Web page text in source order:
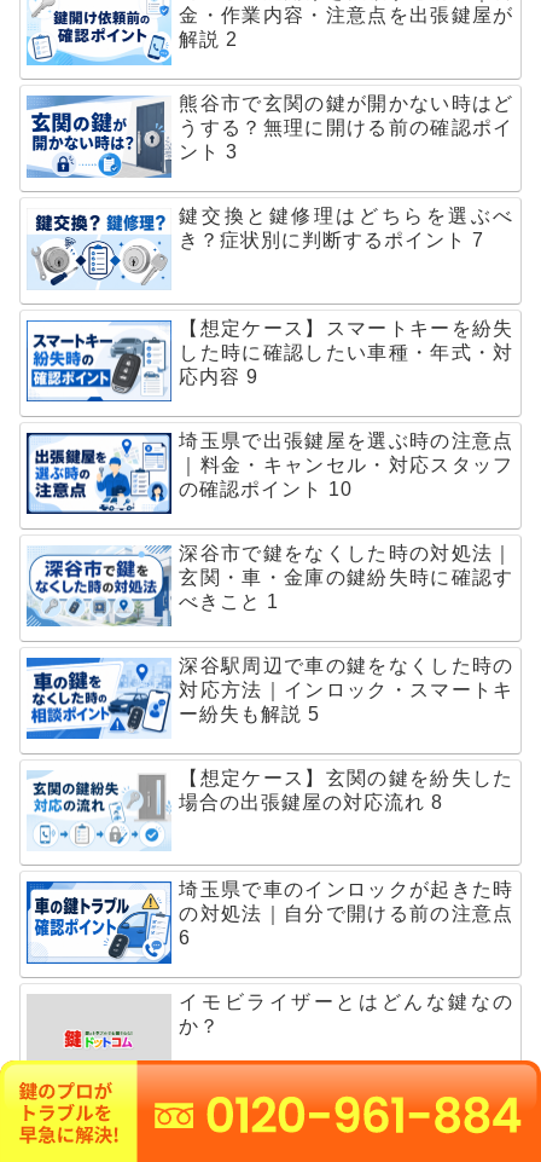
金・作業内容・注意点を出張鍵屋が
解説 2
熊谷市で玄関の鍵が開かない時はど
うする？無理に開ける前の確認ポイ
ント 3
鍵交換と鍵修理はどちらを選ぶべ
き？症状別に判断するポイント 7
【想定ケース】スマートキーを紛失
した時に確認したい車種・年式・対
応内容 9
埼玉県で出張鍵屋を選ぶ時の注意点
｜料金・キャンセル・対応スタッフ
の確認ポイント 10
深谷市で鍵をなくした時の対処法｜
玄関・車・金庫の鍵紛失時に確認す
べきこと 1
深谷駅周辺で車の鍵をなくした時の
対応方法｜インロック・スマートキ
ー紛失も解説 5
【想定ケース】玄関の鍵を紛失した
場合の出張鍵屋の対応流れ 8
埼玉県で車のインロックが起きた時
の対処法｜自分で開ける前の注意点
6
イモビライザーとはどんな鍵なの
か？